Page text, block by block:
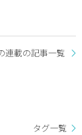
連載の記事一覧
タグ一覧